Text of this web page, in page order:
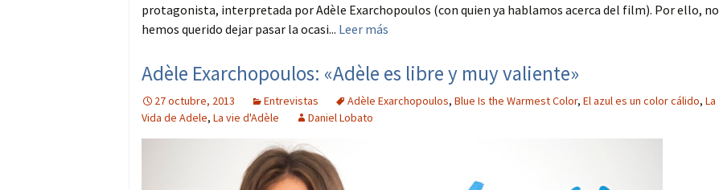
protagonista, interpretada por Adèle Exarchopoulos (con quien ya hablamos acerca del film). Por ello, no
hemos querido dejar pasar la ocasi... Leer más
Adèle Exarchopoulos: «Adèle es libre y muy valiente»
27 octubre, 2013 Entrevistas Adèle Exarchopoulos, Blue Is the Warmest Color, El azul es un color cálido, La
Vida de Adele, La vie d'Adèle Daniel Lobato